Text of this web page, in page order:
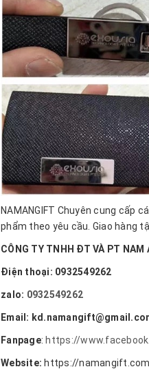
NAMANGIFT Chuyên cung cấp
phẩm theo yêu cầu. Giao hàng
CÔNG TY TNHH ĐT VÀ PT NAM
Điện thoại: 0932549262
zalo: 0932549262
Email:
Fanpage: https://
Website: https://